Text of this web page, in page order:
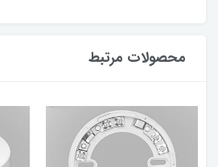
محصولات مرتبط